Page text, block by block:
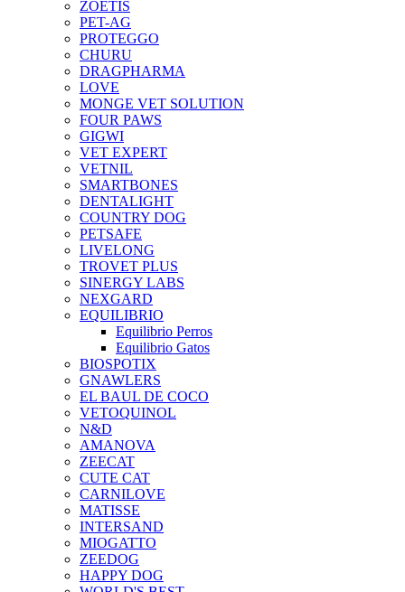
ZOETIS
PET-AG
PROTEGGO
CHURU
DRAGPHARMA
LOVE
MONGE VET SOLUTION
FOUR PAWS
GIGWI
VET EXPERT
VETNIL
SMARTBONES
DENTALIGHT
COUNTRY DOG
PETSAFE
LIVELONG
TROVET PLUS
SINERGY LABS
NEXGARD
EQUILIBRIO
Equilibrio Perros
Equilibrio Gatos
BIOSPOTIX
GNAWLERS
EL BAUL DE COCO
VETOQUINOL
N&D
AMANOVA
ZEECAT
CUTE CAT
CARNILOVE
MATISSE
INTERSAND
MIOGATTO
ZEEDOG
HAPPY DOG